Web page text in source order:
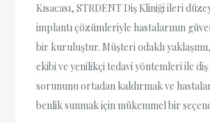
Kısacası, STRDENT Diş Kliniği ileri
implantı çözümleriyle hastalarının
bir kuruluştur. Müşteri odaklı
ekibi ve yenilikçi tedavi yöntemleri ile
sorununu ortadan kaldırmak ve
benlik sunmak için mükemmel bir